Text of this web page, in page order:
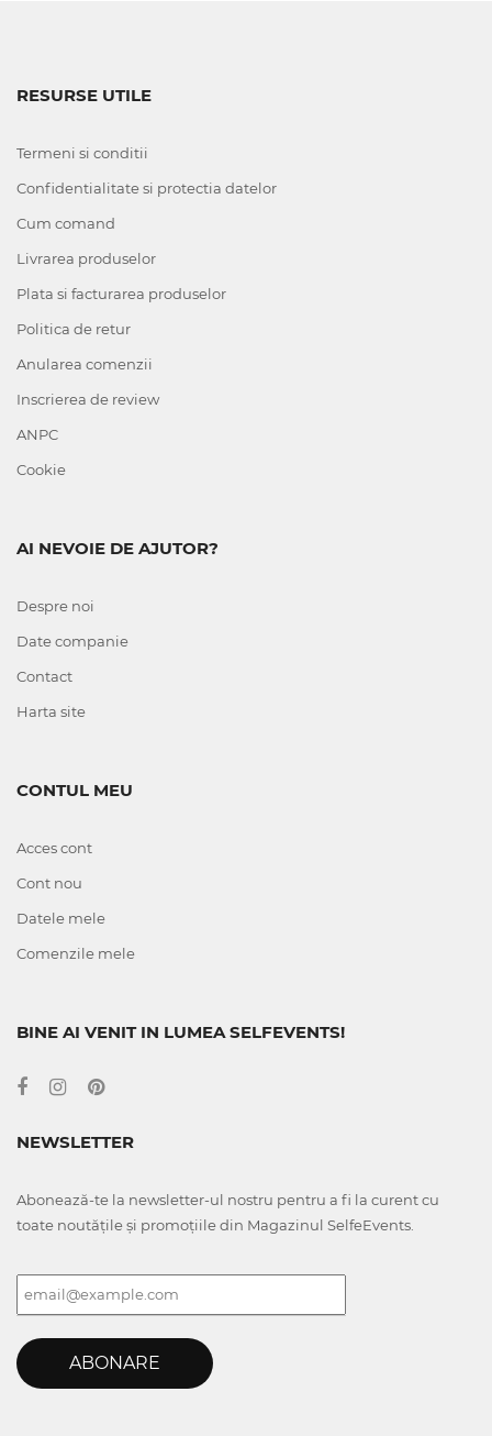
RESURSE UTILE
Termeni si conditii
Confidentialitate si protectia datelor
Cum comand
Livrarea produselor
Plata si facturarea produselor
Politica de retur
Anularea comenzii
Inscrierea de review
ANPC
Cookie
AI NEVOIE DE AJUTOR?
Despre noi
Date companie
Contact
Harta site
CONTUL MEU
Acces cont
Cont nou
Datele mele
Comenzile mele
BINE AI VENIT IN LUMEA SELFEVENTS!
NEWSLETTER
Abonează-te la newsletter-ul nostru pentru a fi la curent cu
toate noutățile și promoțiile din Magazinul SelfeEvents.
ABONARE